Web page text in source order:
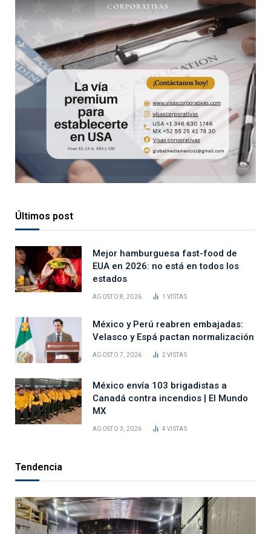
Últimos post
Mejor hamburguesa fast-food de
EUA en 2026: no está en todos los
estados
AGOSTO 8, 2026 1VISTAS
México y Perú reabren embajadas:
Velasco y Espá pactan normalización
AGOSTO 7, 2026 2VISTAS
México envía 103 brigadistas a
Canadá contra incendios | El Mundo
MX
AGOSTO 3, 2026 4VISTAS
Tendencia